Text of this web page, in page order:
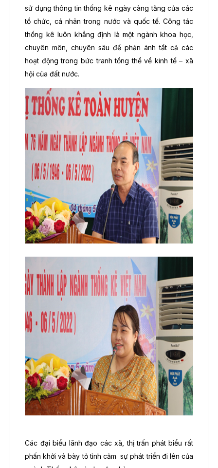
sử dụng thông tin thống kê ngày càng tăng của các
tổ chức, cá nhân trong nước và quốc tế. Công tác
thống kê luôn khẳng định là một ngành khoa học,
chuyên môn, chuyên sâu để phản ánh tất cả các
hoạt động trong bức tranh tổng thể về kinh tế – xã
hội của đất nước.
Các đại biểu lãnh đạo các xã, thị trấn phát biểu rất
phấn khởi và bày tỏ tình cảm sự phát triển đi lên của